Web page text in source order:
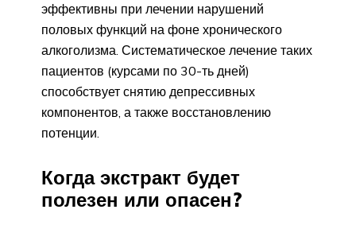
эффективны при лечении нарушений
половых функций на фоне хронического
алкоголизма. Систематическое лечение таких
пациентов (курсами по 30-ть дней)
способствует снятию депрессивных
компонентов, а также восстановлению
потенции.
Когда экстракт будет
полезен или опасен?